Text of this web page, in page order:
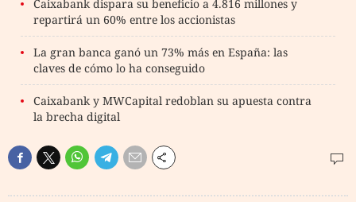
Caixabank dispara su beneficio a 4.816 millones y
repartirá un 60% entre los accionistas
La gran banca ganó un 73% más en España: las
claves de cómo lo ha conseguido
Caixabank y MWCapital redoblan su apuesta contra
la brecha digital